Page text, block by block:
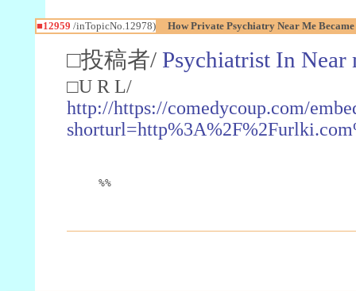
■12959 /inTopicNo.12978) How Private Psychiatry Near Me
□投稿者/ Psychiatrist In Near
□U R L/
http://https://comedycoup.com/
%%